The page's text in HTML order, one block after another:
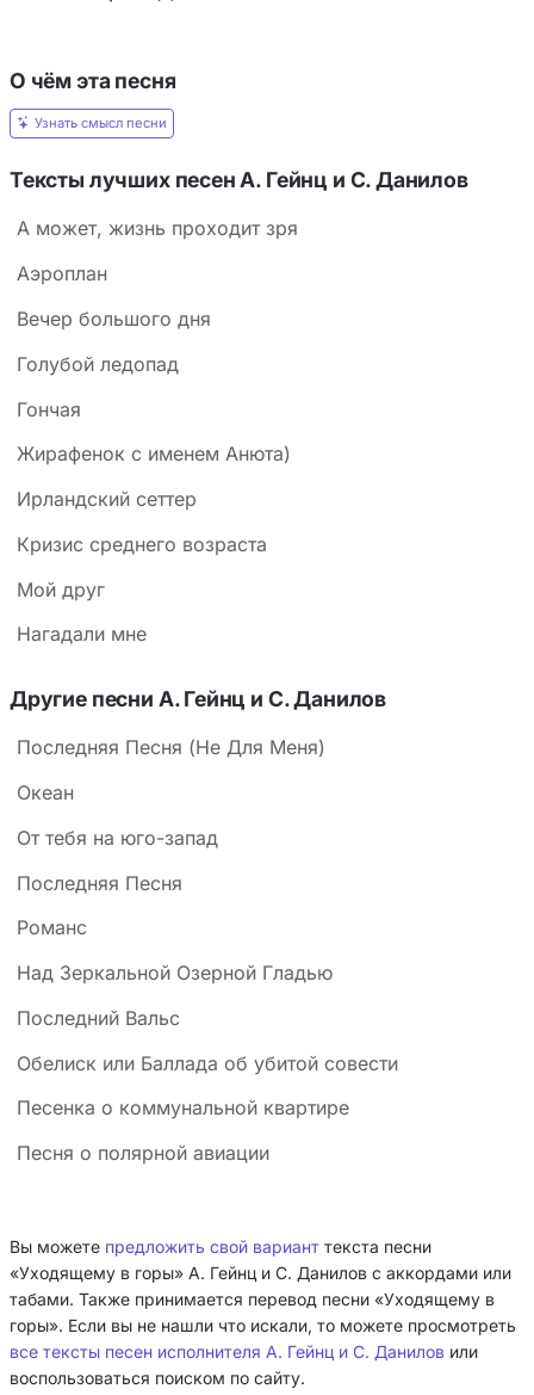
О чём эта песня
Узнать смысл песни
Тексты лучших песен А. Гейнц и С. Данилов
А может, жизнь проходит зря
Аэроплан
Вечер большого дня
Голубой ледопад
Гончая
Жирафенок с именем Анюта)
Ирландский сеттер
Кризис среднего возраста
Мой друг
Нагадали мне
Другие песни А. Гейнц и С. Данилов
Последняя Песня (Не Для Меня)
Океан
От тебя на юго-запад
Последняя Песня
Романс
Над Зеркальной Озерной Гладью
Последний Вальс
Обелиск или Баллада об убитой совести
Песенка о коммунальной квартире
Песня о полярной авиации
Вы можете предложить свой вариант текста песни
«Уходящему в горы» А. Гейнц и С. Данилов с аккордами или
табами. Также принимается перевод песни «Уходящему в
горы». Если вы не нашли что искали, то можете просмотреть
все тексты песен исполнителя А. Гейнц и С. Данилов или
воспользоваться поиском по сайту.